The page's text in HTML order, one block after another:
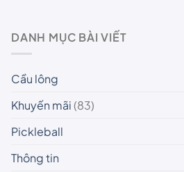
DANH MỤC BÀI VIẾT
Cầu lông
Khuyến mãi(83)
Pickleball
Thông tin